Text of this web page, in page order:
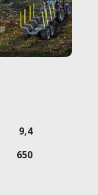
9,4
650